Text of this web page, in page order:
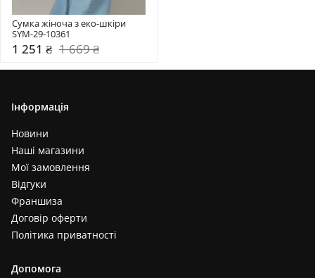
Сумка жіноча з еко-шкіри
SYM-29-10361
1 251 ₴ 1 669 ₴
Інформація
Новини
Наші магазини
Мої замовлення
Відгуки
Франшиза
Договір оферти
Політика приватності
Допомога